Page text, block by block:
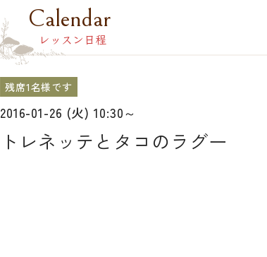
Calendar
レッスン日程
残席1名様です
2016-01-26 (火) 10:30～
トレネッテとタコのラグー